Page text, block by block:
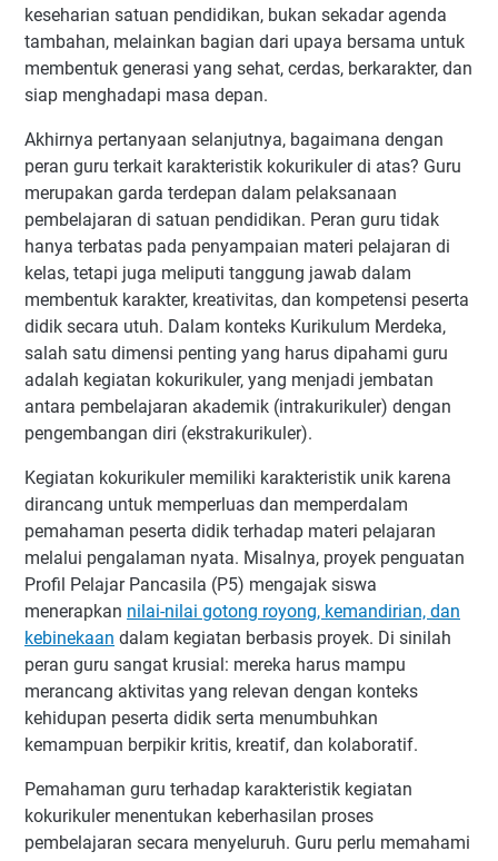
keseharian satuan pendidikan, bukan sekadar agenda
tambahan, melainkan bagian dari upaya bersama untuk
membentuk generasi yang sehat, cerdas, berkarakter, dan
siap menghadapi masa depan.
Akhirnya pertanyaan selanjutnya, bagaimana dengan
peran guru terkait karakteristik kokurikuler di atas? Guru
merupakan garda terdepan dalam pelaksanaan
pembelajaran di satuan pendidikan. Peran guru tidak
hanya terbatas pada penyampaian materi pelajaran di
kelas, tetapi juga meliputi tanggung jawab dalam
membentuk karakter, kreativitas, dan kompetensi peserta
didik secara utuh. Dalam konteks Kurikulum Merdeka,
salah satu dimensi penting yang harus dipahami guru
adalah kegiatan kokurikuler, yang menjadi jembatan
antara pembelajaran akademik (intrakurikuler) dengan
pengembangan diri (ekstrakurikuler).
Kegiatan kokurikuler memiliki karakteristik unik karena
dirancang untuk memperluas dan memperdalam
pemahaman peserta didik terhadap materi pelajaran
melalui pengalaman nyata. Misalnya, proyek penguatan
Profil Pelajar Pancasila (P5) mengajak siswa
menerapkan nilai-nilai gotong royong, kemandirian, dan
kebinekaan dalam kegiatan berbasis proyek. Di sinilah
peran guru sangat krusial: mereka harus mampu
merancang aktivitas yang relevan dengan konteks
kehidupan peserta didik serta menumbuhkan
kemampuan berpikir kritis, kreatif, dan kolaboratif.
Pemahaman guru terhadap karakteristik kegiatan
kokurikuler menentukan keberhasilan proses
pembelajaran secara menyeluruh. Guru perlu memahami